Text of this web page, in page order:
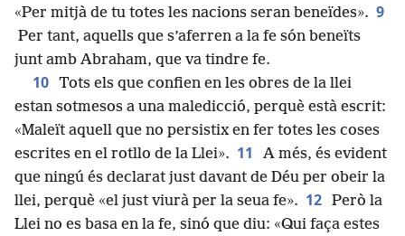
«Per mitjà de tu totes les nacions seran beneïdes». 9
Per tant, aquells que s’aferren a la fe són beneïts
junt amb Abraham, que va tindre fe.
10 Tots els que confien en les obres de la llei
estan sotmesos a una maledicció, perquè està escrit:
«Maleït aquell que no persistix en fer totes les coses
escrites en el rotllo de la Llei». 11
A més, és evident
que ningú és declarat just davant de Déu per obeir la
llei, perquè «el just viurà per la seua fe». 12 Però la
Llei no es basa en la fe, sinó que diu: «Qui faça estes